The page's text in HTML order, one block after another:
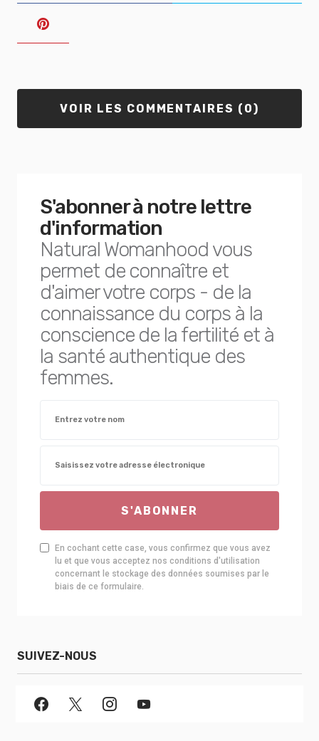
VOIR LES COMMENTAIRES (0)
S'abonner à notre lettre
d'information
Natural Womanhood vous
permet de connaître et
d'aimer votre corps - de la
connaissance du corps à la
conscience de la fertilité et à
la santé authentique des
femmes.
S'ABONNER
En cochant cette case, vous confirmez que vous avez
lu et que vous acceptez nos conditions d'utilisation
concernant le stockage des données soumises par le
biais de ce formulaire.
SUIVEZ-NOUS